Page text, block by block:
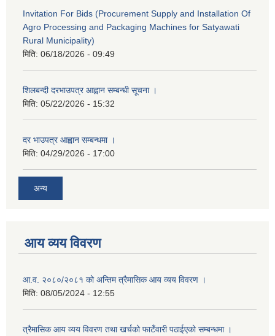
Invitation For Bids (Procurement Supply and Installation Of
Agro Processing and Packaging Machines for Satyawati
Rural Municipality)
मिति: 06/18/2026 - 09:49
शिलबन्दी दरभाउपत्र आह्वान सम्बन्धी सूचना ।
मिति: 05/22/2026 - 15:32
दर भाउपत्र आह्वान सम्बन्धमा ।
मिति: 04/29/2026 - 17:00
अन्य
आय व्यय विवरण
आ.व. २०८०/२०८१ को अन्तिम त्रैमासिक आय व्यय विवरण ।
मिति: 08/05/2024 - 12:55
त्रैमासिक आय व्यय विवरण तथा खर्चको फाटँवारी पठाईएको सम्बन्धमा ।